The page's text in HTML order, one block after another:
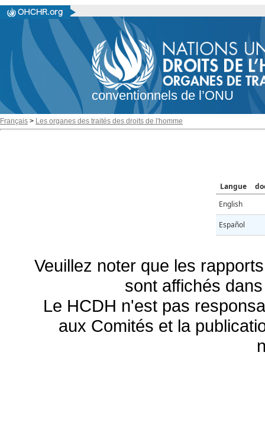
conventionnels de l’ONU
Français > Les organes des traités des droits de l'homme
Langue
English
Español
Veuillez noter que les
sont affichés
Le HCDH n'est pas
aux Comités et la